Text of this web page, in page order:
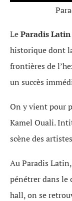
LeParadis Latin
historique dont
frontières de
un succès
On y vient pour
Kamel Ouali.
scène des
Au Paradis
pénétrer dans le
hall, on se